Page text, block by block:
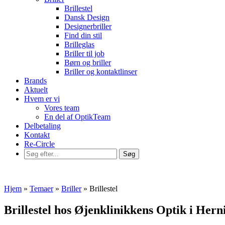
Brillestel
Dansk Design
Designerbriller
Find din stil
Brilleglas
Briller til job
Børn og briller
Briller og kontaktlinser
Brands
Aktuelt
Hvem er vi
Vores team
En del af OptikTeam
Delbetaling
Kontakt
Re-Circle
Hjem » Temaer» Briller» Brillestel
Brillestel hos Øjenklinikkens Optik i